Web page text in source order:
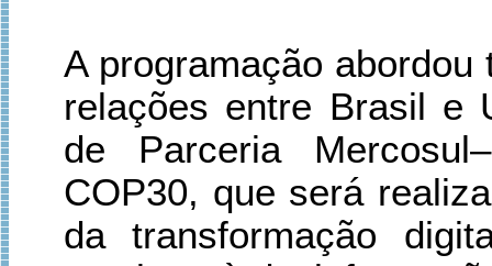
A programação
relações entre Brasil e
de Parceria
COP30, que será
da transformação